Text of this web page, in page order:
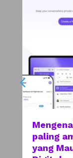
paling
yang